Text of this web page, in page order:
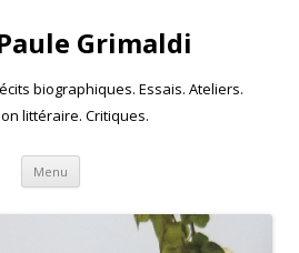
Grimaldi
biographiques. Essais. Ateliers.
littéraire. Critiques.
Menu Skip to content